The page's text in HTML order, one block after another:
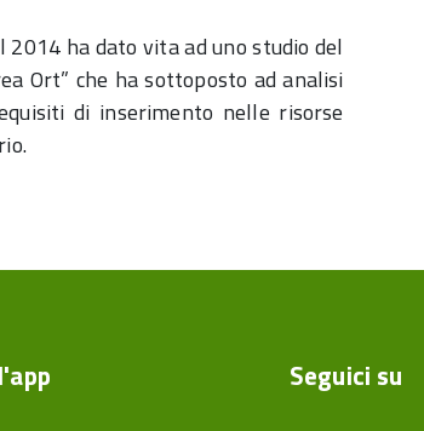
ha dato vita ad uno studio del
Ort” che ha sottoposto ad analisi
di inserimento nelle risorse
Seguici su